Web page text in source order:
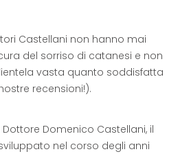
Castellani non hanno mai
del sorriso di catanesi e non
vasta quanto soddisfatta
recensioni!).
Domenico Castellani, il
nel corso degli anni